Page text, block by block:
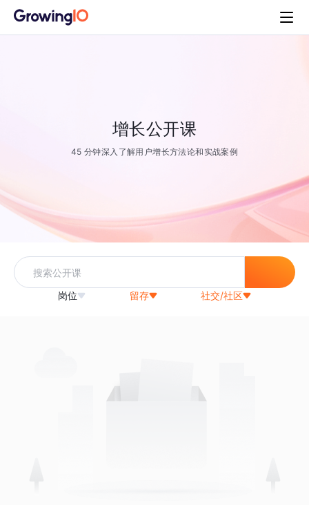
增长公开课
45 分钟深入了解用户增长方法论和实战案例
岗位 留存 社交/社区